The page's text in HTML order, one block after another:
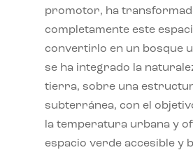
promotor, ha
completamente este
convertirlo en un bosque
se ha integrado la
tierra, sobre una
subterránea, con el
la temperatura urbana y
espacio verde accesible y